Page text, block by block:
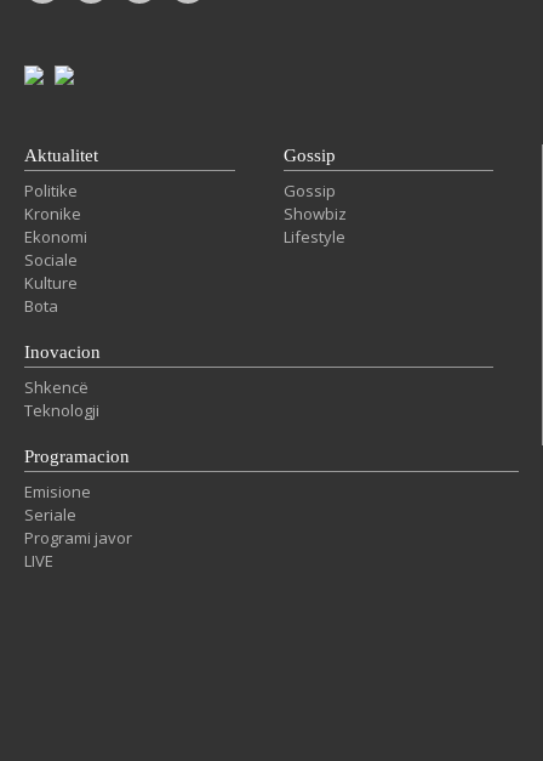
Aktualitet
Politike
Kronike
Ekonomi
Sociale
Kulture
Bota
Gossip
Gossip
Showbiz
Lifestyle
Inovacion
Shkencë
Teknologji
Programacion
Emisione
Seriale
Programi javor
LIVE